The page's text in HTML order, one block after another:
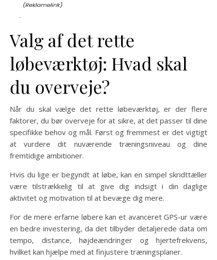
.
Valg af det rette
løbeværktøj: Hvad skal
du overveje?
Når du skal vælge det rette løbeværktøj, er der flere
faktorer, du bør overveje for at sikre, at det passer til dine
specifikke behov og mål. Først og fremmest er det vigtigt
at vurdere dit nuværende træningsniveau og dine
fremtidige ambitioner.
Hvis du lige er begyndt at løbe, kan en simpel skridttæller
være tilstrækkelig til at give dig indsigt i din daglige
aktivitet og motivation til at bevæge dig mere.
For de mere erfarne løbere kan et avanceret GPS-ur være
en bedre investering, da det tilbyder detaljerede data om
tempo, distance, højdeændringer og hjertefrekvens,
hvilket kan hjælpe med at finjustere træningsplaner.